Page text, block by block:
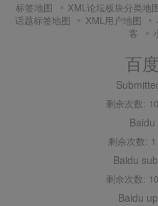
标签地图
XML论坛板块分类地
话题标签地图
XML用户地图
客
百
剩余次数:
剩余次数:
Baidu
剩余次数:
Baidu